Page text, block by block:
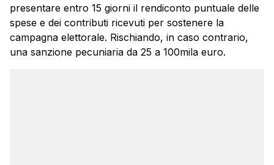
presentare entro 15 giorni il rendiconto puntuale delle
spese e dei contributi ricevuti per sostenere la
campagna elettorale. Rischiando, in caso contrario,
una sanzione pecuniaria da 25 a 100mila euro.